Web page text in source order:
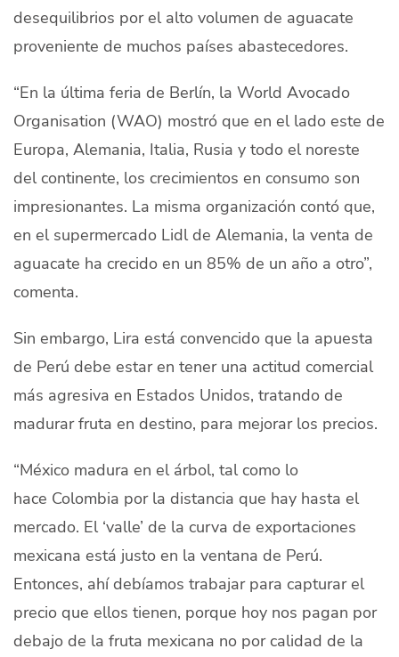
desequilibrios por el alto volumen de aguacate
proveniente de muchos países abastecedores.
“En la última feria de Berlín, la World Avocado
Organisation (WAO) mostró que en el lado este de
Europa, Alemania, Italia, Rusia y todo el noreste
del continente, los crecimientos en consumo son
impresionantes. La misma organización contó que,
en el supermercado Lidl de Alemania, la venta de
aguacate ha crecido en un 85% de un año a otro”,
comenta.
Sin embargo, Lira está convencido que la apuesta
de Perú debe estar en tener una actitud comercial
más agresiva en Estados Unidos, tratando de
madurar fruta en destino, para mejorar los precios.
“México madura en el árbol, tal como lo
hace Colombia por la distancia que hay hasta el
mercado. El ‘valle’ de la curva de exportaciones
mexicana está justo en la ventana de Perú.
Entonces, ahí debíamos trabajar para capturar el
precio que ellos tienen, porque hoy nos pagan por
debajo de la fruta mexicana no por calidad de la